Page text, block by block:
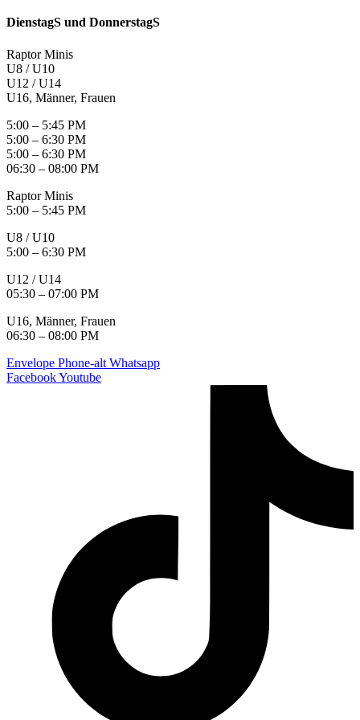
DienstagS und DonnerstagS
Raptor Minis
U8 / U10
U12 / U14
U16, Männer, Frauen
5:00 – 5:45 PM
5:00 – 6:30 PM
5:00 – 6:30 PM
06:30 – 08:00 PM
Raptor Minis
5:00 – 5:45 PM
U8 / U10
5:00 – 6:30 PM
U12 / U14
05:30 – 07:00 PM
U16, Männer, Frauen
06:30 – 08:00 PM
Envelope Phone-alt Whatsapp
FacebookYoutube